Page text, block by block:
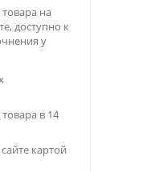
на
доступно к
у
в 14
картой